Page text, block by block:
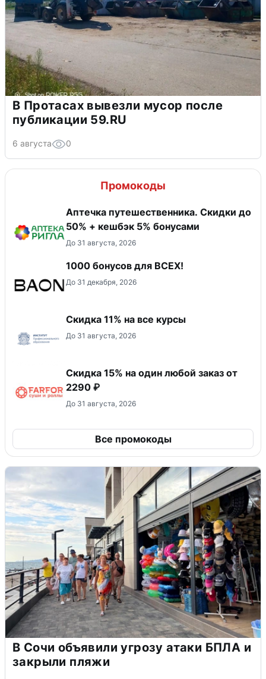
В Протасах вывезли мусор после
публикации 59.RU
6 августа 0
Промокоды
Аптечка путешественника. Скидки до
50% + кешбэк 5% бонусами
До 31 августа, 2026
1000 бонусов для ВСЕХ!
До 31 декабря, 2026
Скидка 11% на все курсы
До 31 августа, 2026
Скидка 15% на один любой заказ от
2290 ₽
До 31 августа, 2026
Все промокоды
В Сочи объявили угрозу атаки БПЛА и
закрыли пляжи